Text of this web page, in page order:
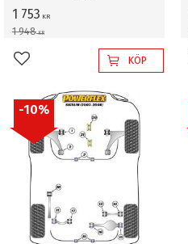
kontollarm Fram bussning
1 753 KR
1 948KR
Lägg till i favoriterKÖP
10%